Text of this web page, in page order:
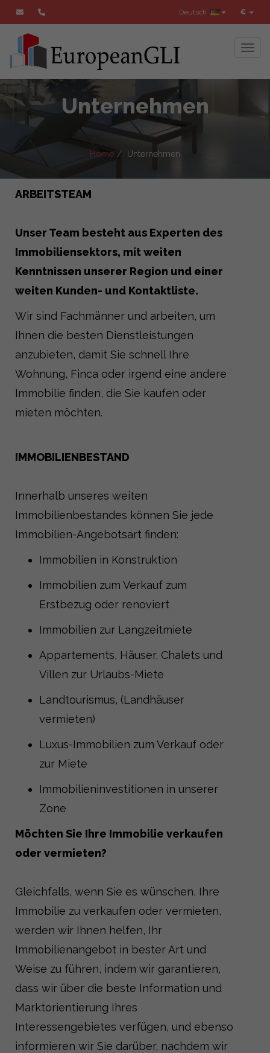
€
Deutsch
Unternehmen
Home Unternehmen
ARBEITSTEAM
Unser Team besteht aus Experten des
Immobiliensektors, mit weiten
Kenntnissen unserer Region und einer
weiten Kunden- und Kontaktliste.
Wir sind Fachmänner und arbeiten, um
Ihnen die besten Dienstleistungen
anzubieten, damit Sie schnell Ihre
Wohnung, Finca oder irgend eine andere
Immobilie finden, die Sie kaufen oder
mieten möchten.
IMMOBILIENBESTAND
Innerhalb unseres weiten
Immobilienbestandes können Sie jede
Immobilien-Angebotsart finden:
Immobilien in Konstruktion
Immobilien zum Verkauf zum
Erstbezug oder renoviert
Immobilien zur Langzeitmiete
Appartements, Häuser, Chalets und
Villen zur Urlaubs-Miete
Landtourismus, (Landhäuser
vermieten)
Luxus-Immobilien zum Verkauf oder
zur Miete
Immobilieninvestitionen in unserer
Zone
Möchten Sie Ihre Immobilie verkaufen
oder vermieten?
Gleichfalls, wenn Sie es wünschen, Ihre
Immobilie zu verkaufen oder vermieten,
werden wir Ihnen helfen, Ihr
Immobilienangebot in bester Art und
Weise zu führen, indem wir garantieren,
dass wir über die beste Information und
Marktorientierung Ihres
Interessengebietes verfügen, und ebenso
informieren wir Sie darüber, nachdem wir